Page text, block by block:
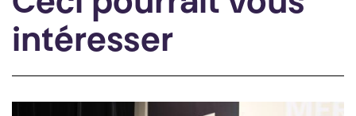
intéresser